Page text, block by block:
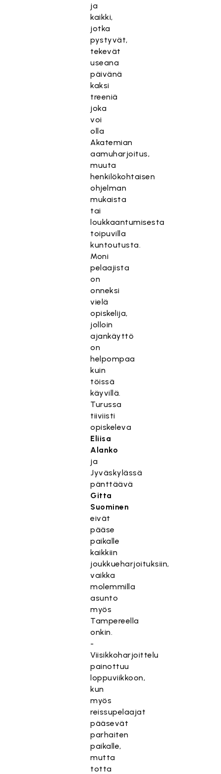
ja
kaikki,
jotka
pystyvät,
tekevät
useana
päivänä
kaksi
treeniä
joka
voi
olla
Akatemian
aamuharjoitus,
muuta
henkilökohtaisen
ohjelman
mukaista
tai
loukkaantumisesta
toipuvilla
kuntoutusta.
Moni
pelaajista
on
onneksi
vielä
opiskelija,
jolloin
ajankäyttö
on
helpompaa
kuin
töissä
käyvillä.
Turussa
tiiviisti
opiskeleva
Eliisa
Alanko
ja
Jyväskylässä
pänttäävä
Gitta
Suominen
eivät
pääse
paikalle
kaikkiin
joukkueharjoituksiin,
vaikka
molemmilla
asunto
myös
Tampereella
onkin.
-
Viisikkoharjoittelu
painottuu
loppuviikkoon,
kun
myös
reissupelaajat
pääsevät
parhaiten
paikalle,
mutta
totta